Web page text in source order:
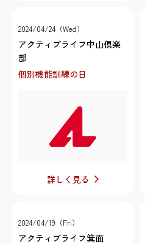
2024/04/24（Wed）
アクティブライフ中山倶楽
部
個別機能訓練の日
詳しく見る
2024/04/19（Fri）
アクティブライフ箕面